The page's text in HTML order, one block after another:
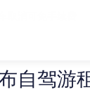
自驾游